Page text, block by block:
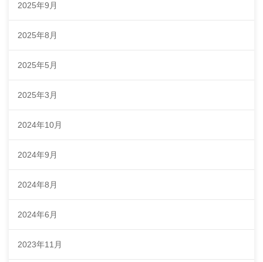
2025年9月
2025年8月
2025年5月
2025年3月
2024年10月
2024年9月
2024年8月
2024年6月
2023年11月